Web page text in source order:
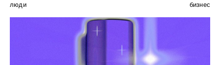
люди бизнес